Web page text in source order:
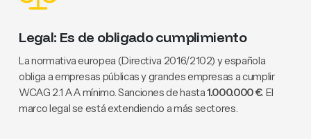
Legal: Es de obligado cumplimiento
La normativa europea (Directiva 2016/2102) y española
obliga a empresas públicas y grandes empresas a cumplir
WCAG 2.1 AA mínimo. Sanciones de hasta1.000.000 €. El
marco legal se está extendiendo a más sectores.